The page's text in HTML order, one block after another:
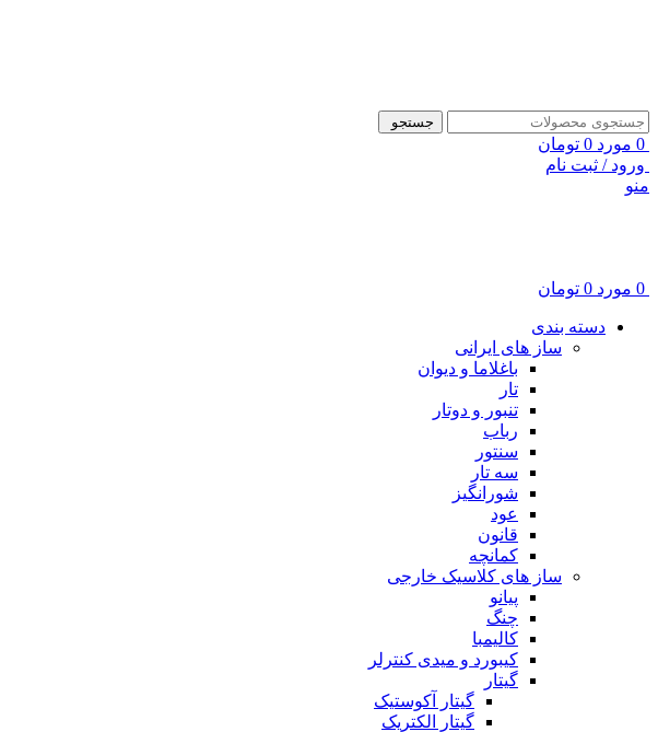
جستجو
0 مورد 0 تومان
ورود / ثبت نام
منو
0 مورد 0 تومان
دسته بندی
ساز های ایرانی
باغلاما و دیوان
تار
تنبور و دوتار
رباب
سنتور
سه تار
شورانگیز
عود
قانون
کمانچه
ساز های کلاسیک خارجی
پیانو
چنگ
کالیمبا
کیبورد و میدی کنترلر
گیتار
گیتار آکوستیک
گیتار الکتریک